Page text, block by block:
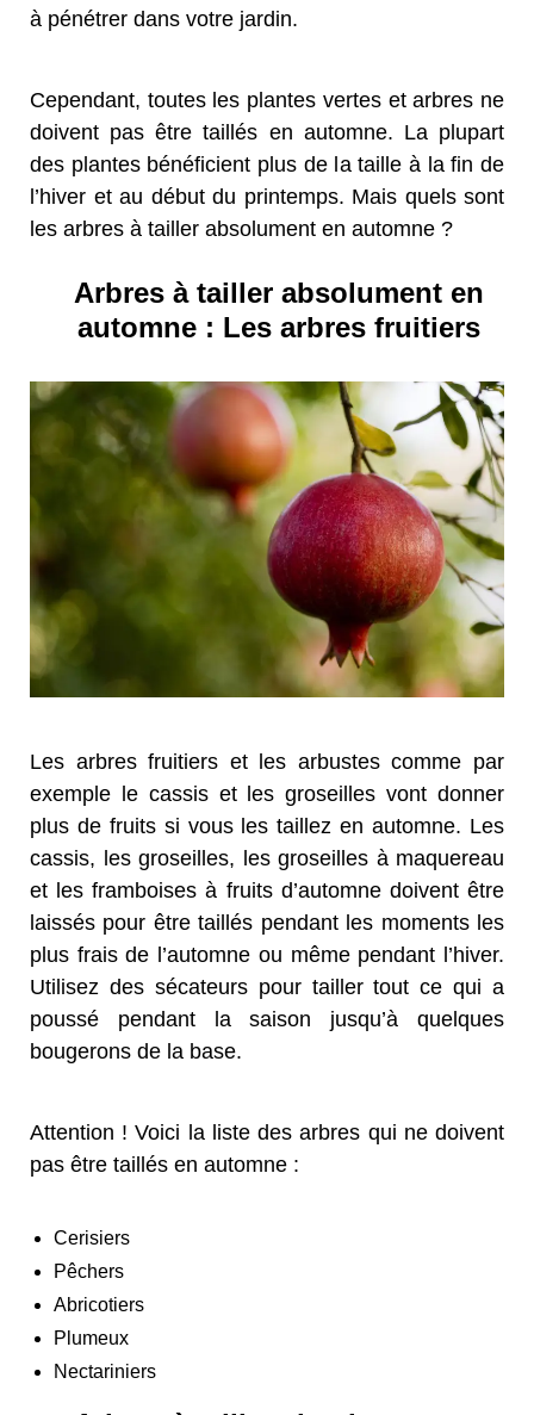
à pénétrer dans votre jardin.
Cependant, toutes les plantes vertes et arbres ne
doivent pas être taillés en automne. La plupart
des plantes bénéficient plus de la taille à la fin de
l’hiver et au début du printemps. Mais quels sont
les arbres à tailler absolument en automne ?
Arbres à tailler absolument en
automne : Les arbres fruitiers
Les arbres fruitiers et les arbustes comme par
exemple le cassis et les groseilles vont donner
plus de fruits si vous les taillez en automne. Les
cassis, les groseilles, les groseilles à maquereau
et les framboises à fruits d’automne doivent être
laissés pour être taillés pendant les moments les
plus frais de l’automne ou même pendant l’hiver.
Utilisez des sécateurs pour tailler tout ce qui a
poussé pendant la saison jusqu’à quelques
bougerons de la base.
Attention ! Voici la liste des arbres qui ne doivent
pas être taillés en automne :
Cerisiers
Pêchers
Abricotiers
Plumeux
Nectariniers